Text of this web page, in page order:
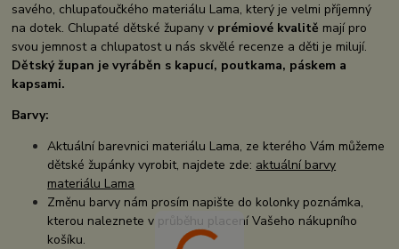
savého, chlupaťoučkého materiálu Lama, který je velmi příjemný
na dotek. Chlupaté dětské župany v prémiové kvalitě mají pro
svou jemnost a chlupatost u nás skvělé recenze a děti je milují.
Dětský župan je vyráběn s kapucí, poutkama, páskem a
kapsami.
Barvy:
Aktuální barevnici materiálu Lama, ze kterého Vám můžeme
dětské župánky vyrobit, najdete zde: aktuální barvy
materiálu Lama
Změnu barvy nám prosím napište do kolonky poznámka,
kterou naleznete v průběhu placení Vašeho nákupního
košíku.